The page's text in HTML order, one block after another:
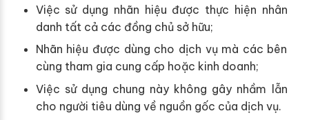
Việc sử dụng nhãn hiệu được thực hiện nhân
danh tất cả các đồng chủ sở hữu;
Nhãn hiệu được dùng cho dịch vụ mà các bên
cùng tham gia cung cấp hoặc kinh doanh;
Việc sử dụng chung này không gây nhầm lẫn
cho người tiêu dùng về nguồn gốc của dịch vụ.